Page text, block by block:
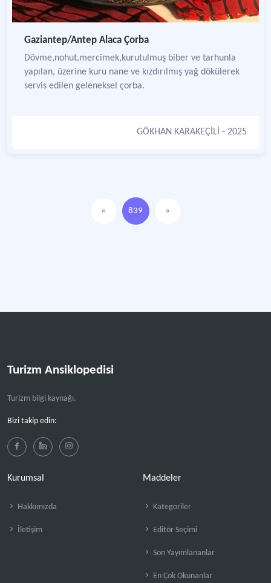
Gaziantep/Antep Alaca Çorba
Dövme,nohut,mercimek,kurutulmuş biber ve tarhunla
yapılan, üzerine kuru nane ve kızdırılmış yağ dökülerek
servis edilen geleneksel çorba.
GÖKHAN KARAKEÇİLİ - 2025
« 839 »
Turizm Ansiklopedisi
Turizm bilgi kaynağı.
Bizi takip edin:
Kurumsal
Hakkımızda
İletişim
Maddeler
Kategoriler
Editör Seçimi
Son Yayımlananlar
En Çok Okunanlar